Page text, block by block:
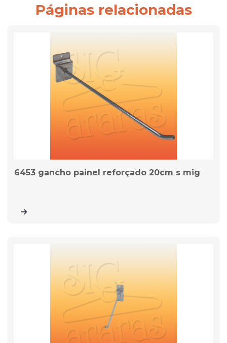
Páginas relacionadas
6453 gancho painel reforçado 20cm s mig